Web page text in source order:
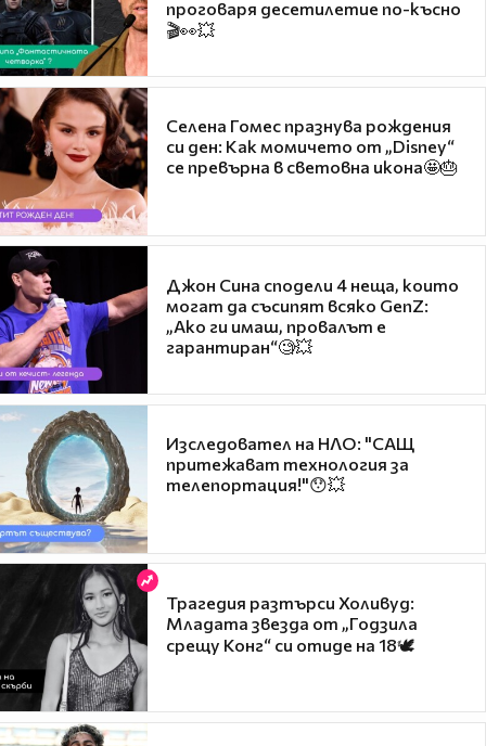
проговаря десетилетие по-късно
🎬👀💥
Селена Гомес празнува рождения
си ден: Как момичето от „Disney“
се превърна в световна икона🤩🎂
Джон Сина сподели 4 неща, които
могат да съсипят всяко GenZ:
„Ако ги имаш, провалът е
гарантиран“🧐💥
Изследовател на НЛО: "САЩ
притежават технология за
телепортация!"😯💥
Трагедия разтърси Холивуд:
Младата звезда от „Годзила
срещу Конг“ си отиде на 18🕊️